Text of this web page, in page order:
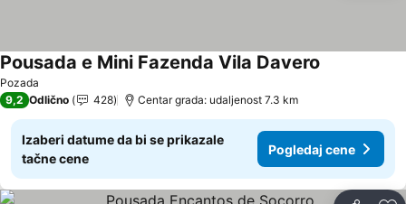
Pozada
Pousada e Mini Fazenda Vila Davero
9,2 Odlično 428 Centar grada: udaljenost 7.3 km
Izaberi datume da bi se prikazale
tačne cene
Pogledaj cene